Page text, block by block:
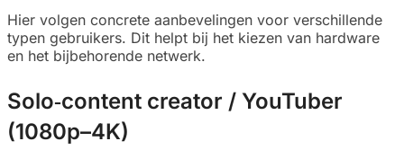
Hier volgen concrete aanbevelingen voor verschillende
typen gebruikers. Dit helpt bij het kiezen van hardware
en het bijbehorende netwerk.
Solo‑content creator / YouTuber
(1080p–4K)